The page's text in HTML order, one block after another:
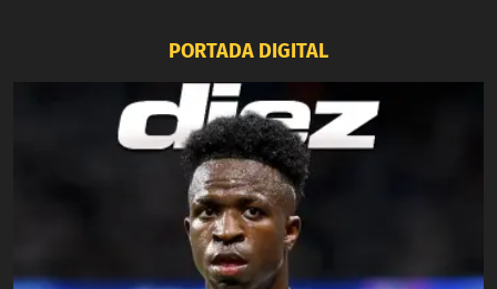
PORTADA DIGITAL